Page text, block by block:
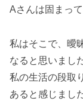
Aさんは固まっ
私はそこで、曖
なると思いまし
私の生活の段取
あると感じまし